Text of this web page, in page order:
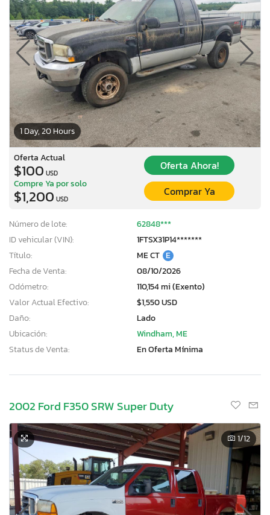
1 Day, 20 Hours
Oferta Actual
$100 USD
Oferta Ahora!
Compre Ya por solo
$1,200 USD
Comprar Ya
Número de lote:
62848***
ID vehicular (VIN):
1FTSX31P14*******
Título:
ME CT E
Fecha de Venta:
08/10/2026
Odómetro:
110,154 mi (Exento)
Valor Actual Efectivo:
$1,550 USD
Daño:
Lado
Ubicación:
Windham, ME
Status de Venta:
En Oferta Mínima
2002 Ford F350 SRW Super Duty
1/12